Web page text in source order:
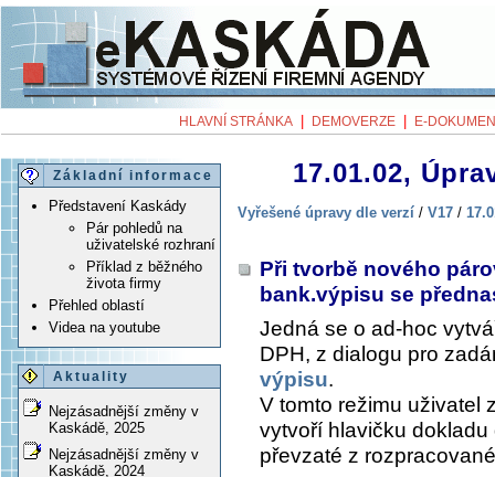
HLAVNÍ STRÁNKA DEMOVERZE E-
Základní informace
Představení Kaskády
Pár pohledů na
uživatelské rozhraní
Příklad z běžného
života firmy
Přehled oblastí
Videa na youtube
Aktuality
Nejzásadnější změny v
Kaskádě, 2025
Nejzásadnější změny v
Kaskádě, 2024
17.01.02,
Vyřešené úpravy dle verzí / V17 /
Při tvorbě nového
bank.výpisu se
Jedná se o ad-hoc
DPH, z dialogu pro
výpisu.
V tomto režimu uživatel
vytvoří hlavičku
převzaté z